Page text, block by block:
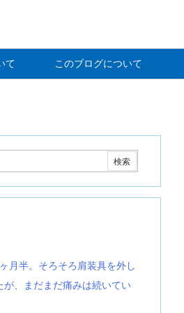
て このブログについて
月半。そろそろ肩装具を外し
が、まだまだ痛みは続いてい